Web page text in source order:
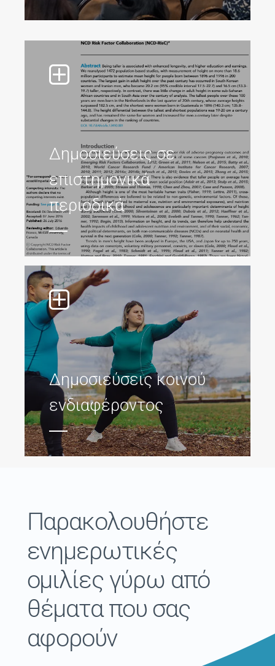
Δημοσιεύσεις σε
επιστημονικά
περιοδικά
Δημοσιεύσεις κοινού
ενδιαφέροντος
Παρακολουθήστε
ενημερωτικές
ομιλίες γύρω από
θέματα που σας
αφορούν